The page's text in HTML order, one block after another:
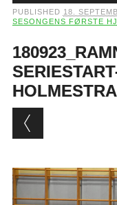
PUBLISHED 18.
SESONGENS FØRSTE